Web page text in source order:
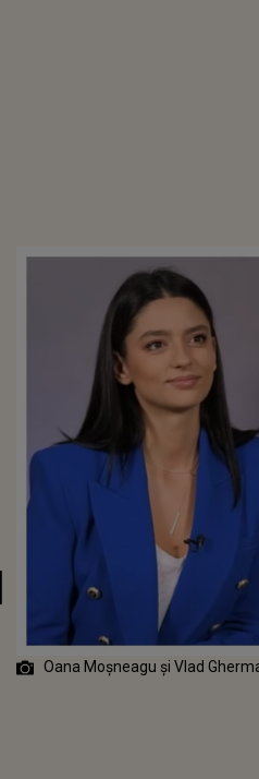
Oana Moșneagu și Vlad